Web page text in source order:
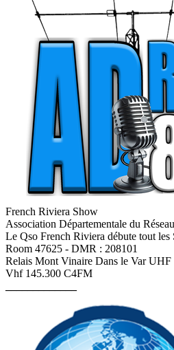
French Riviera Show
Association Départementale du
Le Qso French Riviera débute tout
Room 47625 - DMR : 208101
Relais Mont Vinaire Dans le Var
Vhf 145.300 C4FM